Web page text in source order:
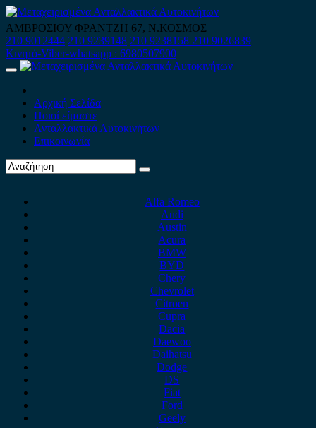
Skip
to
content
ΑΜΒΡΟΣΙΟΥ ΦΡΑΝΤΖΗ 67, Ν.ΚΟΣΜΟΣ
210 9012444 210 9239148 210 9238158 210 9026839
Κινητό-Viber-whatsapp : 6980507900
Primary
Αρχική Σελίδα
Ποιοί είμαστε
Ανταλλακτικά Αυτοκινήτων
Επικοινωνία
Alfa Romeo
Audi
Austin
Acura
BMW
BYD
Chery
Chevrolet
Citroen
Cupra
Dacia
Daewoo
Daihatsu
Dodge
DS
Fiat
Ford
Geely